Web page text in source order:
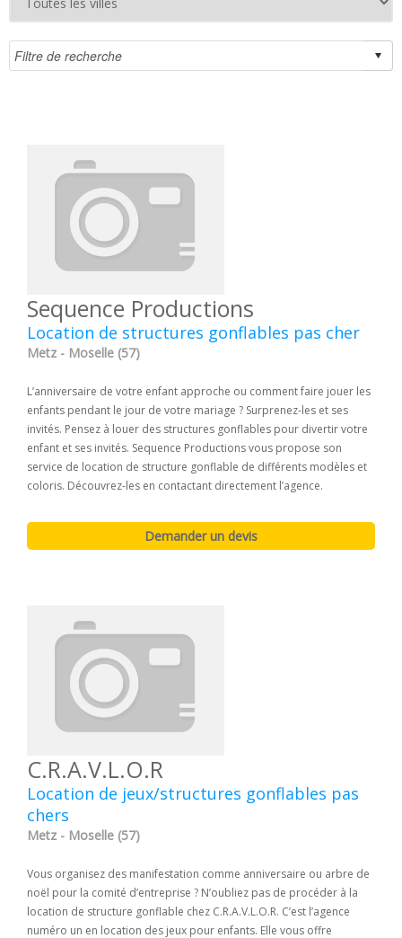
Sequence Productions
Location de structures gonflables pas cher
Metz - Moselle (57)
L’anniversaire de votre enfant approche ou comment faire jouer les
enfants pendant le jour de votre mariage ? Surprenez-les et ses
invités. Pensez à louer des structures gonflables pour divertir votre
enfant et ses invités. Sequence Productions vous propose son
service de location de structure gonflable de différents modèles et
coloris. Découvrez-les en contactant directement l’agence.
C.R.A.V.L.O.R
Location de jeux/structures gonflables pas
chers
Metz - Moselle (57)
Vous organisez des manifestation comme anniversaire ou arbre de
noël pour la comité d’entreprise ? N’oubliez pas de procéder à la
location de structure gonflable chez C.R.A.V.L.O.R. C’est l’agence
numéro un en location des jeux pour enfants. Elle vous offre